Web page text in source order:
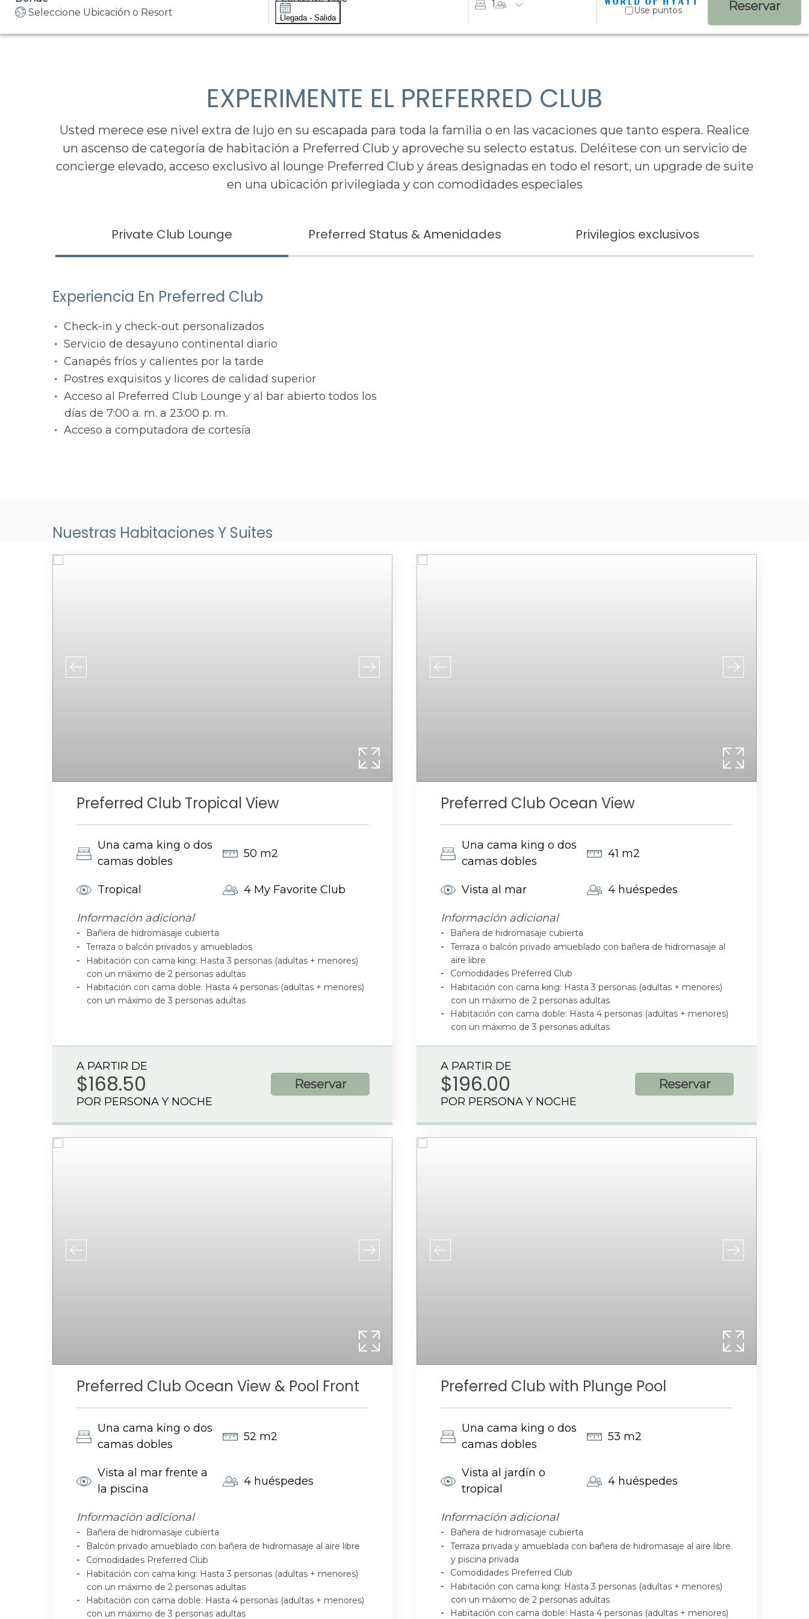
Seleccione Ubicación o Resort
Llegada - Salida
1
Use puntos Reservar
EXPERIMENTE EL PREFERRED CLUB
Usted merece ese nivel extra de lujo en su escapada para toda la familia o en las vacaciones que tanto espera. Realice
un ascenso de categoría de habitación a Preferred Club y aproveche su selecto estatus. Deléitese con un servicio de
concierge elevado, acceso exclusivo al lounge Preferred Club y áreas designadas en todo el resort, un upgrade de suite
en una ubicación privilegiada y con comodidades especiales
Private Club Lounge Preferred Status & Amenidades Privilegios exclusivos
Experiencia En Preferred Club
Check-in y check-out personalizados
Servicio de desayuno continental diario
Canapés fríos y calientes por la tarde
Postres exquisitos y licores de calidad superior
Acceso al Preferred Club Lounge y al bar abierto todos los
días de 7:00 a. m. a 23:00 p. m.
Acceso a computadora de cortesía
Nuestras Habitaciones Y Suites
Preferred Club Tropical View
Una cama king o dos
camas dobles
50 m2
Tropical 4 My Favorite Club
Información adicional
Bañera de hidromasaje cubierta
Terraza o balcón privados y amueblados
Habitación con cama king: Hasta 3 personas (adultas + menores)
con un máximo de 2 personas adultas
Habitación con cama doble: Hasta 4 personas (adultas + menores)
con un máximo de 3 personas adultas
A PARTIR DE
$168.50
POR PERSONA Y NOCHE
Reservar
Preferred Club Ocean View
Una cama king o dos
camas dobles
41 m2
Vista al mar 4 huéspedes
Información adicional
Bañera de hidromasaje cubierta
Terraza o balcón privado amueblado con bañera de hidromasaje al
aire libre
Comodidades Preferred Club
Habitación con cama king: Hasta 3 personas (adultas + menores)
con un máximo de 2 personas adultas
Habitación con cama doble: Hasta 4 personas (adultas + menores)
con un máximo de 3 personas adultas
A PARTIR DE
$196.00
POR PERSONA Y NOCHE
Reservar
Preferred Club Ocean View & Pool Front
Una cama king o dos
camas dobles
52 m2
Vista al mar frente a
la piscina
4 huéspedes
Información adicional
Bañera de hidromasaje cubierta
Balcón privado amueblado con bañera de hidromasaje al aire libre
Comodidades Preferred Club
Habitación con cama king: Hasta 3 personas (adultas + menores)
con un máximo de 2 personas adultas
Habitación con cama doble: Hasta 4 personas (adultas + menores)
con un máximo de 3 personas adultas
Preferred Club with Plunge Pool
Una cama king o dos
camas dobles
53 m2
Vista al jardín o
tropical
4 huéspedes
Información adicional
Bañera de hidromasaje cubierta
Terraza privada y amueblada con bañera de hidromasaje al aire libre
y piscina privada
Comodidades Preferred Club
Habitación con cama king: Hasta 3 personas (adultas + menores)
con un máximo de 2 personas adultas
Habitación con cama doble: Hasta 4 personas (adultas + menores)